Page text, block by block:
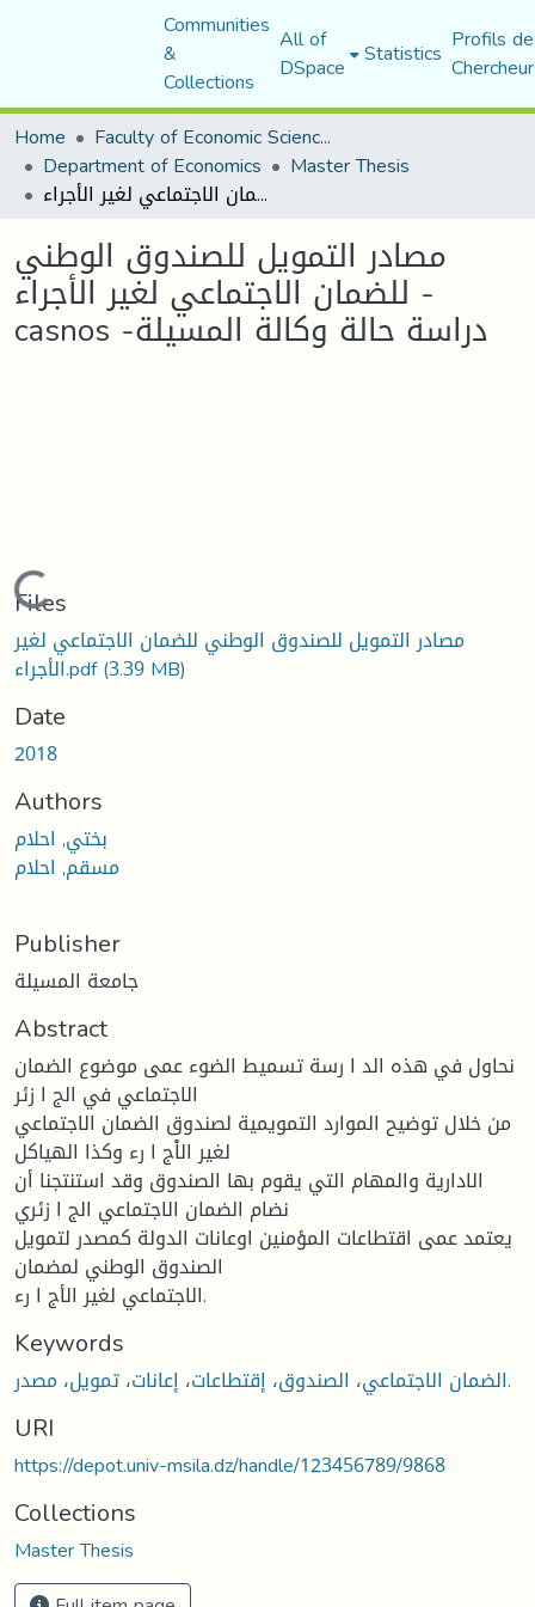
Communities
&
Collections
All of
DSpace Statistics Profils
Home
Faculty of Economic Sciences, Commerce and Management Sciences
Department of Economics Master Thesis
مصادر التمويل للصندوق الوطني للضمان الاجتماعي لغير الأجراء -casnos -دراسة حالة وكالة المسيلة
مصادر التمويل للصندوق الوطني
للضمان الاجتماعي لغير الأجراء -
casnos -دراسة حالة وكالة المسيلة
Loading...
Files
مصادر التمويل للصندوق الوطني للضمان الاجتماعي لغير
الأجراء.pdf(3.39 MB)
Date
2018
Authors
بختي, احلام
مسقم, احلام
Publisher
جامعة المسيلة
Abstract
نحاول في هذه الد ا رسة تسميط الضوء عمى موضوع الضمان
الاجتماعي في الج ا زئر
من خلال توضيح الموارد التمويمية لصندوق الضمان الاجتماعي
لغير الاْج ا رء وكذا الهياكل
الادارية والمهام التي يقوم بها الصندوق وقد استنتجنا أن
نضام الضمان الاجتماعي الج ا زئري
يعتمد عمى اقتطاعات المؤمنين اوعانات الدولة كمصدر لتمويل
الصندوق الوطني لمضمان
الاجتماعي لغير الأج ا رء.
Keywords
الضمان الاجتماعي، الصندوق، إقتطاعات، إعانات، تمويل، مصدر.
URI
https://depot.univ-msila.dz/handle/123456789/9868
Collections
Master Thesis